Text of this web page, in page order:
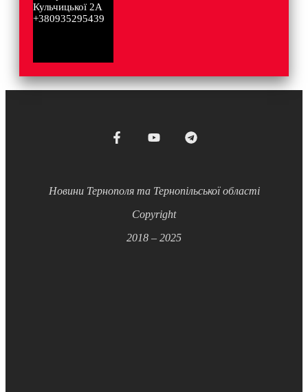
Кульчицької 2А
+380935295439
Новини Тернополя та Тернопільської області
Copyright
2018 – 2025